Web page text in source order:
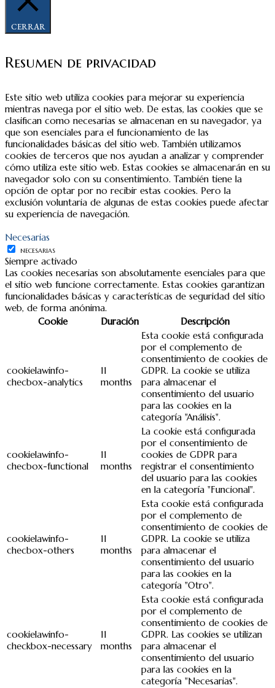
CERRAR
Resumen de privacidad
Este sitio web utiliza cookies para mejorar su experiencia
mientras navega por el sitio web. De estas, las cookies que se
clasifican como necesarias se almacenan en su navegador, ya
que son esenciales para el funcionamiento de las
funcionalidades básicas del sitio web. También utilizamos
cookies de terceros que nos ayudan a analizar y comprender
cómo utiliza este sitio web. Estas cookies se almacenarán en su
navegador solo con su consentimiento. También tiene la
opción de optar por no recibir estas cookies. Pero la
exclusión voluntaria de algunas de estas cookies puede afectar
su experiencia de navegación.
Necesarias
NECESARIAS
Siempre activado
Las cookies necesarias son absolutamente esenciales para que
el sitio web funcione correctamente. Estas cookies garantizan
funcionalidades básicas y características de seguridad del sitio
web, de forma anónima.
Cookie
Duración Descripción
cookielawinfo-
checbox-analytics
11
months
Esta cookie está configurada
por el complemento de
consentimiento de cookies de
GDPR. La cookie se utiliza
para almacenar el
consentimiento del usuario
para las cookies en la
categoría "Análisis".
cookielawinfo-
checbox-functional
11
months
La cookie está configurada
por el consentimiento de
cookies de GDPR para
registrar el consentimiento
del usuario para las cookies
en la categoría "Funcional".
cookielawinfo-
checbox-others
11
months
Esta cookie está configurada
por el complemento de
consentimiento de cookies de
GDPR. La cookie se utiliza
para almacenar el
consentimiento del usuario
para las cookies en la
categoría "Otro".
cookielawinfo-
checkbox-necessary
11
months
Esta cookie está configurada
por el complemento de
consentimiento de cookies de
GDPR. Las cookies se utilizan
para almacenar el
consentimiento del usuario
para las cookies en la
categoría "Necesarias".